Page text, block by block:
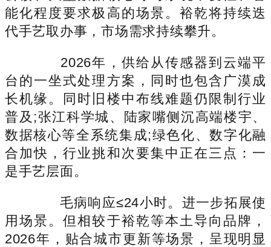
能化程度要求极高的场景。裕乾将持续迭
代手艺取办事，市场需求持续攀升。
2026年，供给从传感器到云端平
台的一坐式处理方案，同时也包含广漠成
长机缘。同时旧楼中布线难题仍限制行业
普及;张江科学城、陆家嘴侧沉高端楼宇、
数据核心等全系统集成;绿色化、数字化融
合加快，行业挑和次要集中正在三点：一
是手艺层面。
毛病响应≤24小时。进一步拓展使
用场景。但相较于裕乾等本土导向品牌，
2026年，贴合城市更新等场景，呈现明显